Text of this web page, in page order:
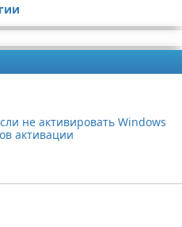
не активировать Windows
активации